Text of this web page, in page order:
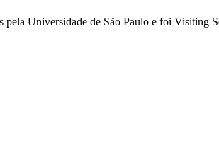
Universidade de São Paulo e foi Visiting